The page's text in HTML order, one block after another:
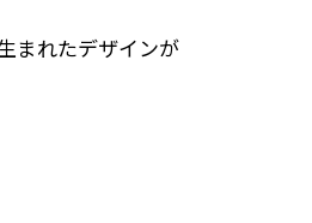
まれたデザインが